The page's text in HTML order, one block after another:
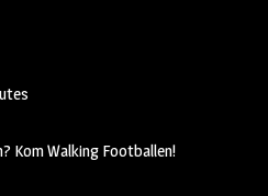
Kom Walking Footballen!